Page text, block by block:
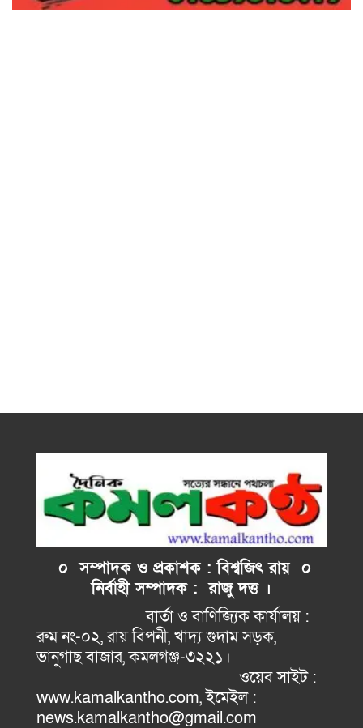
০ সম্পাদক ও প্রকাশক : বিশ্বজিৎ রায় ০
নির্বাহীসম্পাদক : রাজু দত্ত ।
বার্তা ও বাণিজ্যিক কার্যালয় :
রুম নং-০২, রায় বিপনী, খাদ্য গুদাম সড়ক,
ভানুগাছ বাজার, কমলগঞ্জ-৩২২১।
ওয়েব সাইট :
www.kamalkantho.com, ইমেইল :
news.kamalkantho@gmail.com